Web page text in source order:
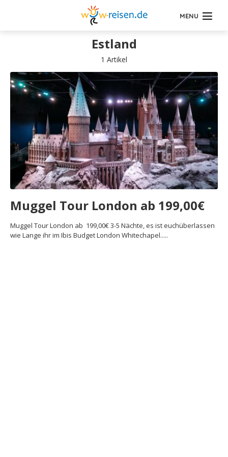
MENU
Estland
1 Artikel
Muggel Tour London ab 199,00€
Muggel Tour London ab 199,00€ 3-5 Nächte, es ist euchüberlassen
wie Lange ihr im Ibis Budget London Whitechapel.....